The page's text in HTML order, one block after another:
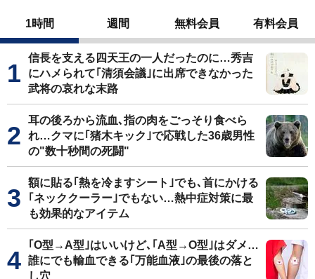
1時間 週間 無料会員 有料会員
信長を支える四天王の一人だったのに…秀吉
にハメられて｢清須会議｣に出席できなかった
武将の哀れな末路
耳の後ろから流血､指の肉をごっそり食べら
れ…クマに｢猪木キック｣で応戦した36歳男性
の"数十秒間の死闘"
額に貼る｢熱を冷ますシート｣でも､首にかける
｢ネッククーラー｣でもない…熱中症対策に最
も効果的なアイテム
｢O型→A型｣はいいけど､｢A型→O型｣はダメ…
誰にでも輸血できる｢万能血液｣の最後の落と
し穴